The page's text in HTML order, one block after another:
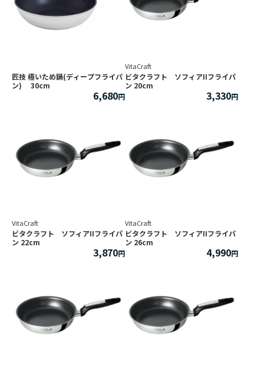
匠技 極いため鍋(ディープフライパ
ン) 30cm
6,680
VitaCraft
ビタクラフト ソフィアIIフライパ
ン 20cm
3,330
VitaCraft
ビタクラフト ソフィアIIフライパ
ン 22cm
3,870
VitaCraft
ビタクラフト ソフィアIIフライパ
ン 26cm
4,990